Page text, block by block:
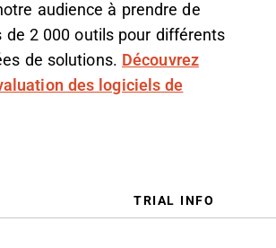
audience à prendre de
de 2 000 outils pour différents
de solutions. Découvrez
des logiciels de
TRIAL INFO